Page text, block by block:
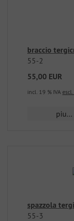
braccio
55-2
55,00 EUR
incl. 19 % IVA
piu...
spazzola
55-3